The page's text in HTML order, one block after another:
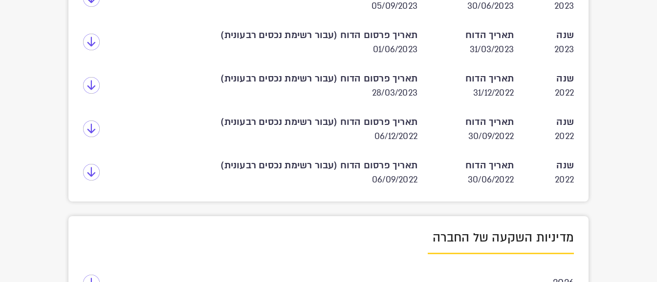
2023
30/06/2023
05/09/2023
שנה
2023
תאריך הדוח
31/03/2023
תאריך פרסום הדוח (עבור רשימת נכסים רבעונית)
01/06/2023
שנה
2022
תאריך הדוח
31/12/2022
תאריך פרסום הדוח (עבור רשימת נכסים רבעונית)
28/03/2023
שנה
2022
תאריך הדוח
30/09/2022
תאריך פרסום הדוח (עבור רשימת נכסים רבעונית)
06/12/2022
שנה
2022
תאריך הדוח
30/06/2022
תאריך פרסום הדוח (עבור רשימת נכסים רבעונית)
06/09/2022
מדיניות השקעה של החברה